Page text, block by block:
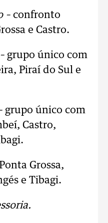
– confronto
e Castro.
grupo único com
Piraí do Sul e
grupo único com
Castro,
Grossa,
e Tibagi.